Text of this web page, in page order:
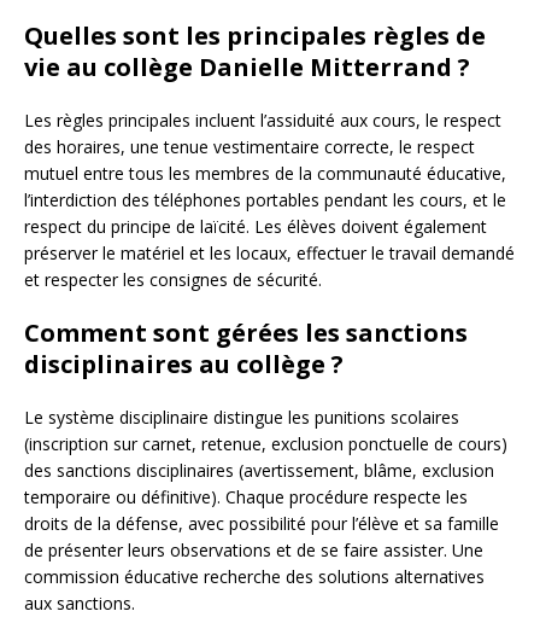
Quelles sont les principales règles de
vie au collège Danielle Mitterrand ?
Les règles principales incluent l’assiduité aux cours, le respect
des horaires, une tenue vestimentaire correcte, le respect
mutuel entre tous les membres de la communauté éducative,
l’interdiction des téléphones portables pendant les cours, et le
respect du principe de laïcité. Les élèves doivent également
préserver le matériel et les locaux, effectuer le travail demandé
et respecter les consignes de sécurité.
Comment sont gérées les sanctions
disciplinaires au collège ?
Le système disciplinaire distingue les punitions scolaires
(inscription sur carnet, retenue, exclusion ponctuelle de cours)
des sanctions disciplinaires (avertissement, blâme, exclusion
temporaire ou définitive). Chaque procédure respecte les
droits de la défense, avec possibilité pour l’élève et sa famille
de présenter leurs observations et de se faire assister. Une
commission éducative recherche des solutions alternatives
aux sanctions.